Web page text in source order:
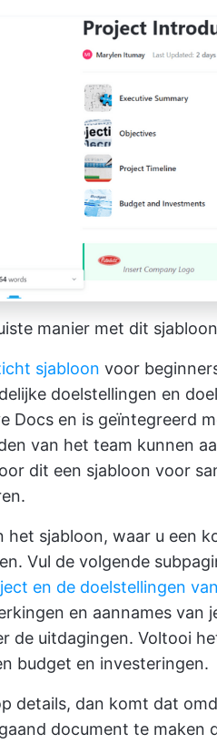
manier met dit
sjabloon voor
doelstellingen en
Docs en is geïntegreerd
van het team kunnen
dit een sjabloon voor
het sjabloon, waar u een
Vul de volgende
en de doelstellingen
en aannames van
de uitdagingen. Voltooi
budget en investeringen.
details, dan komt dat
document te maken